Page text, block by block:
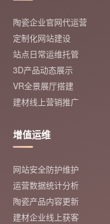
陶瓷企业官网代运营
定制化网站建设
站点日常运维托管
3D产品动态展示
VR全景展厅搭建
建材线上营销推广
增值运维
网站安全防护维护
运营数据统计分析
陶瓷产品内容更新
建材企业线上获客